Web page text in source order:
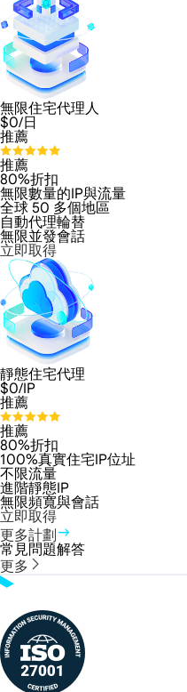
無限住宅代理人
$0/日
推薦
推薦
80%折扣
無限數量的IP與流量
全球 50 多個地區
自動代理輪替
無限並發會話
立即取得
靜態住宅代理
$0/IP
推薦
推薦
80%折扣
100%真實住宅IP位址
不限流量
進階靜態IP
無限頻寬與會話
立即取得
更多計劃
常見問題解答
更多